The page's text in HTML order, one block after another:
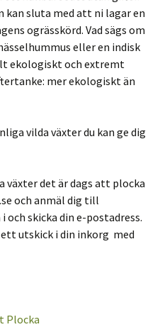
kan sluta med att ni lagar en
ogrässkörd. Vad sägs om
eller en indisk
ekologiskt och extremt
mer ekologiskt än
vilda växter du kan ge dig
växter det är dags att plocka
och anmäl dig till
skicka din e-postadress.
ett utskick i din inkorg med
Plocka